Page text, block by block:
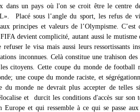
dans un pays où l'on se croit être le centre
Placé sous l’angle du sport, les refus de
principes et valeurs de l’Olympisme. C’est
devient complicité, autant aussi le mutisme
le visa mais aussi leurs ressortissants
inconnues. Celà constitue une trahison des
citoyens. Cette coupe du monde de football
une coupe du monde raciste, et
du monde ne devrait plus accepter de telles
et durcit les conditions d'accès sur son
Europe et qui ressemble à ce qui se passe